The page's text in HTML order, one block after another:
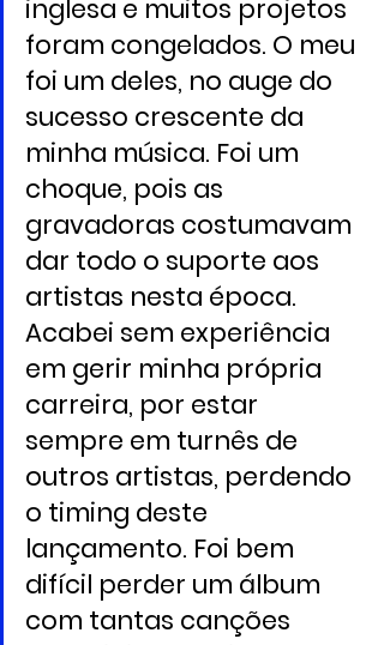
inglesa e muitos projetos
foram congelados. O meu
foi um deles, no auge do
sucesso crescente da
minha música. Foi um
choque, pois as
gravadoras costumavam
dar todo o suporte aos
artistas nesta época.
Acabei sem experiência
em gerir minha própria
carreira, por estar
sempre em turnês de
outros artistas, perdendo
o timing deste
lançamento. Foi bem
difícil perder um álbum
com tantas canções